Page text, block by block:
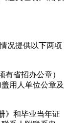
况提供以下两项
有省招办公章）
用人单位公章及
》和毕业当年证